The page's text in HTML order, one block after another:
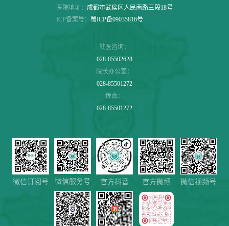
医院地址： 成都市武侯区人民南路三段18号
ICP备案号： 蜀ICP备09035816号
就医咨询：
028-85502628
院长办公室：
028-85501272
传真：
028-85501272
微信订阅号 微信服务号 官方抖音 官方微博 微信视频号